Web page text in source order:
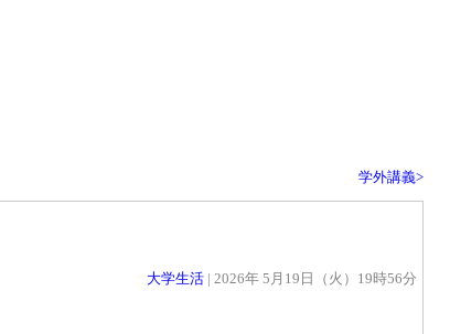
学外講義>
大学生活 | 2026年 5月19日（火）19時56分